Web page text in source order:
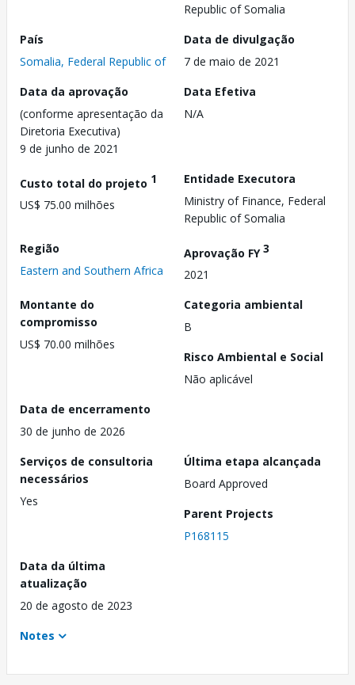
Republic of Somalia
País
Somalia, Federal Republic of
Data de divulgação
7 de maio de 2021
Data da aprovação
(conforme apresentação da
Diretoria Executiva)
9 de junho de 2021
Data Efetiva
N/A
Custo total do projeto 1
US$ 75.00 milhões
Entidade Executora
Ministry of Finance, Federal
Republic of Somalia
Região
Eastern and Southern Africa
Aprovação FY3
2021
Montante do
compromisso
US$ 70.00 milhões
Categoria ambiental
B
Risco Ambiental e Social
Não aplicável
Data de encerramento
30 de junho de 2026
Serviços de consultoria
necessários
Yes
Última etapa alcançada
Board Approved
Parent Projects
P168115
Data da última
atualização
20 de agosto de 2023
Notes